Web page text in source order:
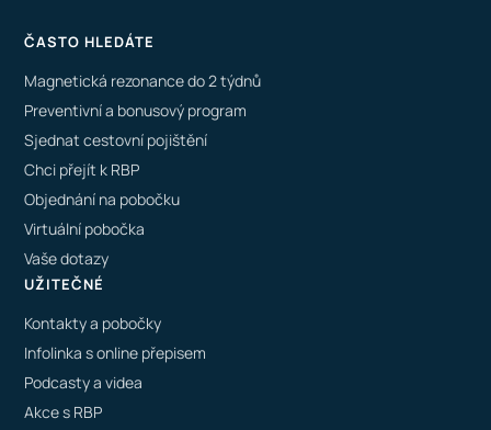
ČASTO HLEDÁTE
Magnetická rezonance do 2 týdnů
Preventivní a bonusový program
Sjednat cestovní pojištění
Chci přejít k RBP
Objednání na pobočku
Virtuální pobočka
Vaše dotazy
UŽITEČNÉ
Kontakty a pobočky
Infolinka s online přepisem
Podcasty a videa
Akce s RBP